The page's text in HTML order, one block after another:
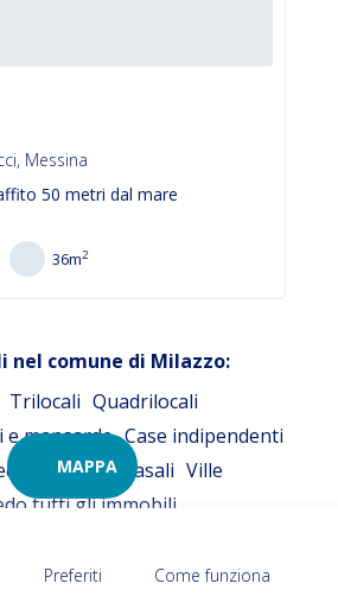
Messina
50 metri dal mare
36m2
nel comune di Milazzo:
Trilocali Quadrilocali
e mansarde Case indipendenti
Rustici/Casali Ville
tutti gli immobili
Messina Milazzo
MAPPA
Preferiti Come funziona